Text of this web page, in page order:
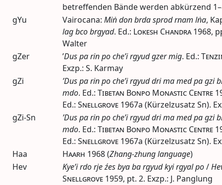
betreffenden Bände werden abkürzend
gYu
Vairocana: Miṅ don brda sprod rnam lṅa,
lag bco brgyad. Ed.: Lokesh Chandra 1968,
Walter
gZer
’Dus pa rin po che’i rgyud gzer mig. Ed.:
Exzp.: S. Karmay
gZi
’Dus pa rin po che’i rgyud dri ma med pa gzi
mdo. Ed.: Tibetan Bonpo Monastic Centre
Ed.: Snellgrove 1967a (Kürzelzusatz Sn).
gZi-Sn
’Dus pa rin po che’i rgyud dri ma med pa gzi
mdo. Ed.: Tibetan Bonpo Monastic Centre
Ed.: Snellgrove 1967a (Kürzelzusatz Sn).
Haa
Haarh 1968(Zhang-zhung language)
Hev
Kye’i rdo rje źes bya ba rgyud kyi rgyal po/
Snellgrove 1959, pt. 2. Exzp.: J. Panglung